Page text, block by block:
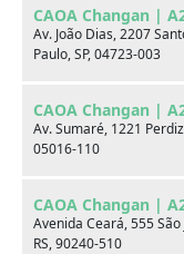
CAOA Changan |
Av. João Dias, 2207
Paulo, SP, 04723-003
CAOA Changan |
Av. Sumaré, 1221
05016-110
CAOA Changan |
Avenida Ceará, 555
RS, 90240-510